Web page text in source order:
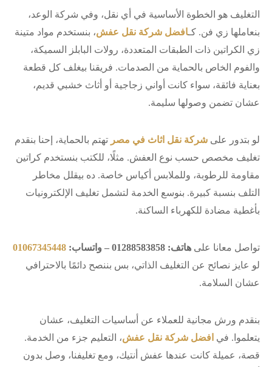
التغليف هو الخطوة الأساسية في أي نقل، وفي شركة الوعد،
بنعاملها زي فن. كـافضل شركة نقل عفش، بنستخدم مواد متينة
زي الكراتين ذات الطبقات المتعددة، رولات البابلز السميكة،
والفوم الخاص بالحماية من الصدمات. فريقنا بيغلف كل قطعة
بعناية فائقة، سواء كانت أواني زجاجية أو أثاث خشبي قديم،
عشان تضمن وصولها سليمة.
لو بتدور على شركة نقل اثاث في مصر تهتم بالحماية، إحنا بنقدم
تغليف مخصص حسب نوع العفش. مثلًا، للكتب بنستخدم كراتين
مقاومة للرطوبة، وللملابس أكياس خاصة. ده بيقلل مخاطر
التلف بنسبة كبيرة. بنوسع الخدمة لتشمل تغليف الإلكترونيات
بأغطية مضادة للكهرباء الساكنة.
تواصل معانا على هاتف: 01288583858 – واتساب:
01067345448
لو عايز نصائح عن التغليف الذاتي، بس بننصح دائمًا بالاحترافي
عشان السلامة.
بنقدم ورش مجانية للعملاء عن أساسيات التغليف، عشان
يتعلموا. في افضل شركة نقل عفش، التعليم جزء من الخدمة.
قصة، عميلة كانت عندها عفش أنتيك، ومع تغليفنا، وصل بدون